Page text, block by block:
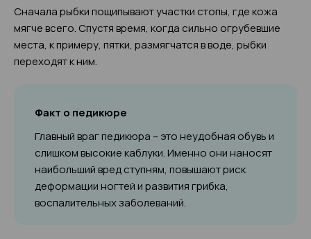
Сначала рыбки пощипывают участки стопы, где кожа
мягче всего. Спустя время, когда сильно огрубевшие
места, к примеру, пятки, размягчатся в воде, рыбки
переходят к ним.
Факт о педикюре
Главный враг педикюра – это неудобная обувь и
слишком высокие каблуки. Именно они наносят
наибольший вред ступням, повышают риск
деформации ногтей и развития грибка,
воспалительных заболеваний.